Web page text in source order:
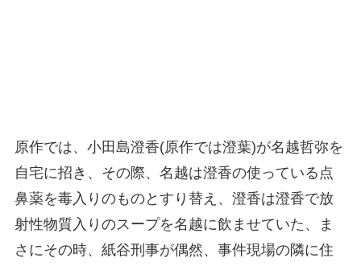
原作では、小田島澄香(原作では澄葉)が名越哲弥を
自宅に招き、その際、名越は澄香の使っている点
鼻薬を毒入りのものとすり替え、澄香は澄香で放
射性物質入りのスープを名越に飲ませていた、ま
さにその時、紙谷刑事が偶然、事件現場の隣に住